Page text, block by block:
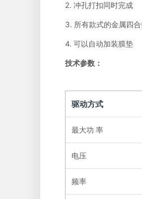
2. 冲孔打扣同时完成
3. 所有款式的金属四
4. 可以自动加装膜垫
技术参数：
驱动方式
最大功 率
电压
频率